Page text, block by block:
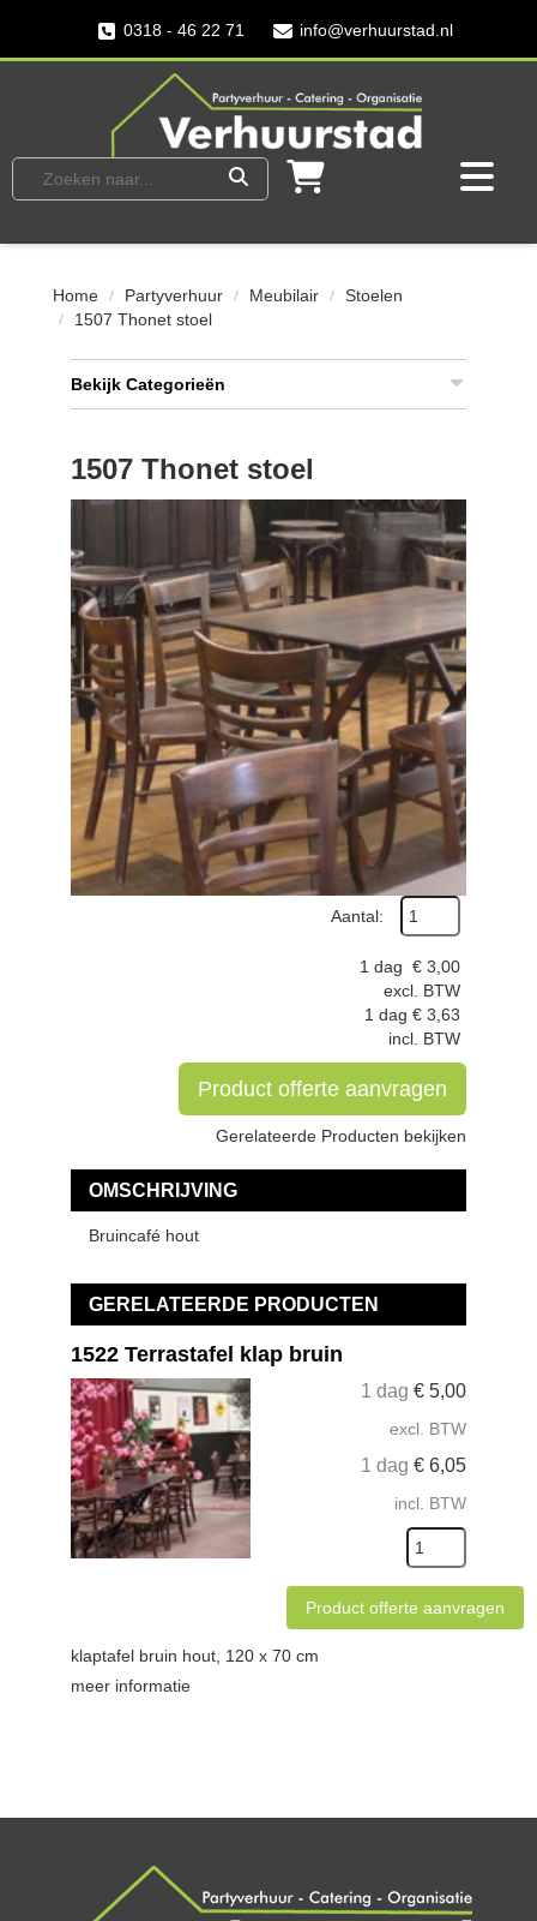
0318 - 46 22 71 info@verhuurstad.nl
Home Partyverhuur Meubilair
Stoelen
1507 Thonet stoel
Bekijk Categorieën
1507 Thonet stoel
Aantal:
1 dag € 3,00
excl. BTW
1 dag € 3,63
incl. BTW
Product offerte aanvragen
Gerelateerde Producten bekijken
OMSCHRIJVING
Bruincafé hout
GERELATEERDE PRODUCTEN
1522 Terrastafel klap bruin
1 dag € 5,00
excl. BTW
1 dag € 6,05
incl. BTW
Product offerte aanvragen
klaptafel bruin hout, 120 x 70 cm
meer informatie